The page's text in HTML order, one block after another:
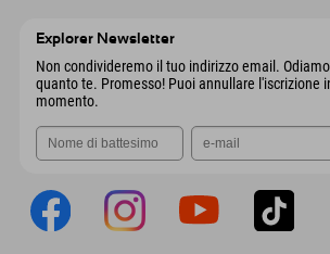
Explorer Newsletter
Non condivideremo il tuo indirizzo email.
quanto te. Promesso! Puoi annullare l'iscrizione
momento.